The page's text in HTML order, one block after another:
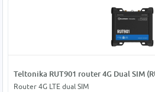
Teltonika RUT901 router 4G Dual SIM
Router 4G LTE dual SIM